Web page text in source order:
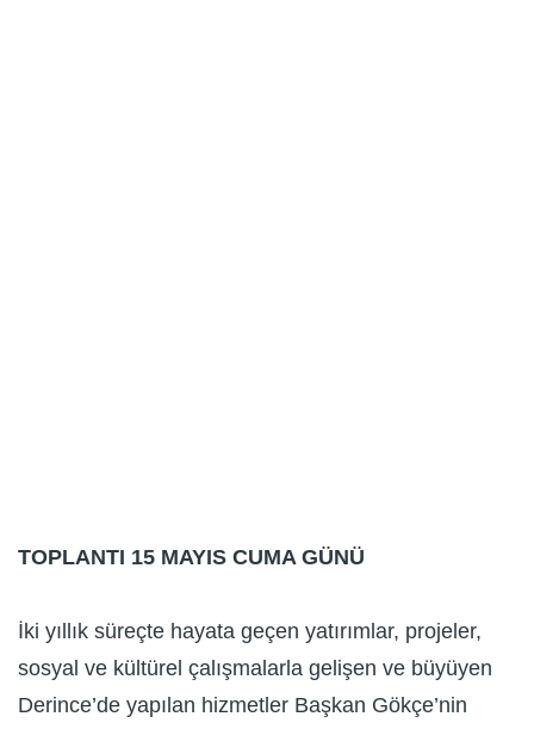
TOPLANTI 15 MAYIS CUMA GÜNÜ
İki yıllık süreçte hayata geçen yatırımlar, projeler,
sosyal ve kültürel çalışmalarla gelişen ve büyüyen
Derince’de yapılan hizmetler Başkan Gökçe’nin